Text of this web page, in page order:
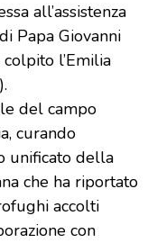
all’assistenza
Papa Giovanni
l’Emilia
del campo
curando
unificato della
che ha riportato
accolti
con